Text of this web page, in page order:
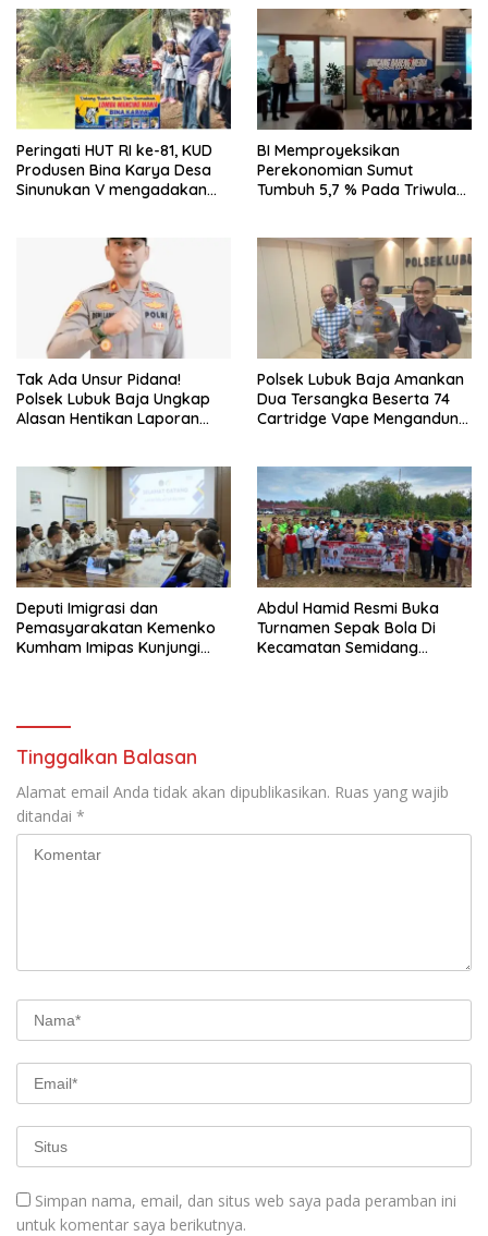
Peringati HUT RI ke-81, KUD
Produsen Bina Karya Desa
Sinunukan V mengadakan
BI Memproyeksikan
Perekonomian Sumut
Tumbuh 5,7 % Pada Triwulan
Tak Ada Unsur Pidana!
Polsek Lubuk Baja Ungkap
Alasan Hentikan Laporan
Polsek Lubuk Baja Amankan
Dua Tersangka Beserta 74
Cartridge Vape Mengandung
Deputi Imigrasi dan
Pemasyarakatan Kemenko
Kumham Imipas Kunjungi
Abdul Hamid Resmi Buka
Turnamen Sepak Bola Di
Kecamatan Semidang
Tinggalkan Balasan
Alamat email Anda tidak akan dipublikasikan. Ruas yang wajib
ditandai *
Simpan nama, email, dan situs web saya pada peramban ini
untuk komentar saya berikutnya.